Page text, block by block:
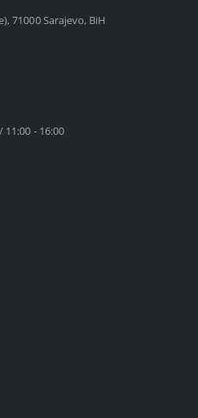
71000 Sarajevo, BiH
11:00 - 16:00